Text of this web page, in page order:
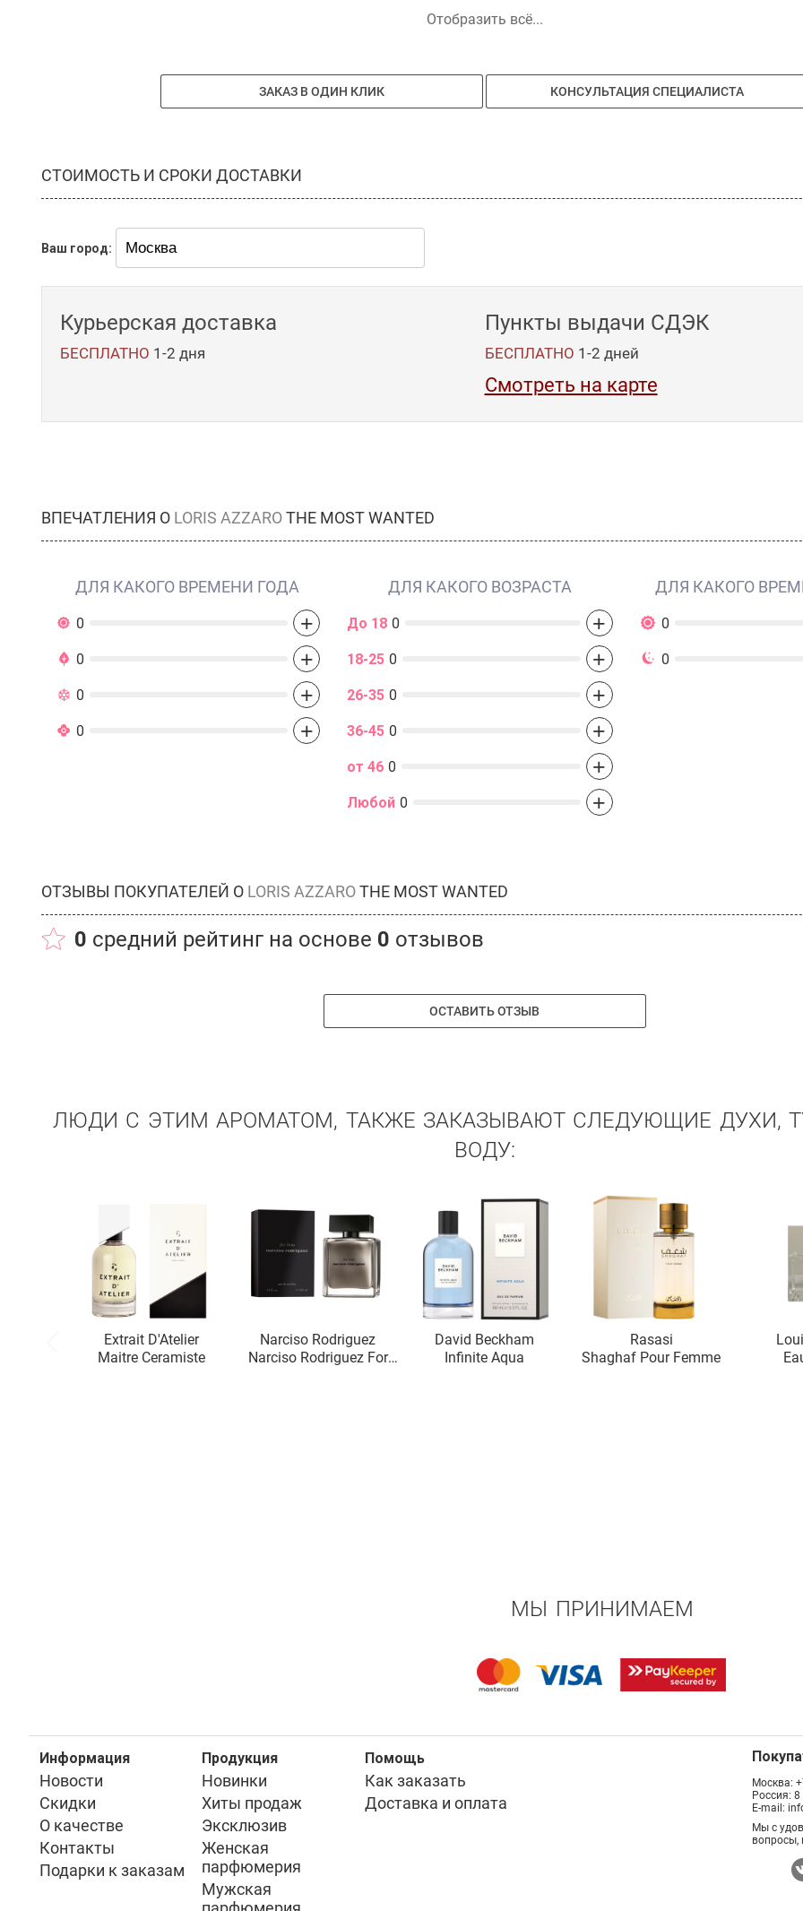
Отобразить всё...
ЗАКАЗ В ОДИН КЛИК КОНСУЛЬТАЦИЯ СПЕЦИАЛИСТА
СТОИМОСТЬ И СРОКИ ДОСТАВКИ
Ваш город:
Курьерская доставка
БЕСПЛАТНО 1-2 дня
Пункты выдачи СДЭК
БЕСПЛАТНО 1-2 дней
Смотреть на карте
ВПЕЧАТЛЕНИЯ О LORIS AZZAROTHE MOST WANTED
ДЛЯ КАКОГО ВРЕМЕНИ ГОДА
0 +
0 +
0 +
0 +
ДЛЯ КАКОГО ВОЗРАСТА
До 18 0 +
18-25 0 +
26-35 0 +
36-45 0 +
от 46 0 +
Любой 0 +
ДЛЯ КАКОГО
0
0
ОТЗЫВЫ ПОКУПАТЕЛЕЙ О LORIS AZZAROTHE MOST WANTED
0 средний рейтинг на основе 0 отзывов
ОСТАВИТЬ ОТЗЫВ
ЛЮДИ С ЭТИМ АРОМАТОМ, ТАКЖЕ ЗАКАЗЫВАЮТ СЛЕДУЮЩИЕ ДУХИ,
ВОДУ:
Extrait D'Atelier
Maitre Ceramiste
Narciso Rodriguez
Narciso Rodriguez For
David Beckham
Infinite Aqua
Rasasi
Shaghaf Pour Femme
МЫ ПРИНИМАЕМ
Информация
Новости
Скидки
О качестве
Контакты
Подарки к заказам
Продукция
Новинки
Хиты продаж
Эксклюзив
Женская
парфюмерия
Мужская
Помощь
Как заказать
Доставка и оплата
Москва:
Россия: 8
E-mail:
Мы с
вопросы,